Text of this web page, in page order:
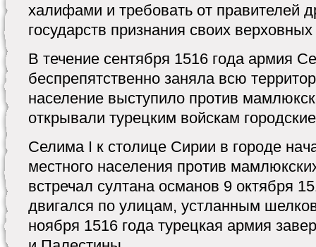
халифами и требовать от правителей
государств признания своих
В течение сентября 1516 года армия
беспрепятственно заняла всю
население выступило против
открывали турецким войскам
Селима I к столице Сирии в городе
местного населения против
встречал султана османов 9 октября
двигался по улицам, устланным
ноября 1516 года турецкая армия